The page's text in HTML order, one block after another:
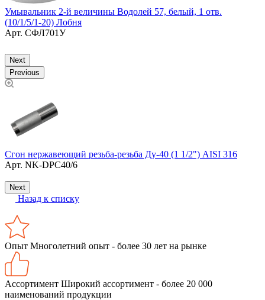
Умывальник 2-й величины Водолей 57, белый, 1 отв.
(10/1/5/1-20) Лобня
Арт. СФЛ701У
Next
Previous
Сгон нержавеющий резьба-резьба Ду-40 (1 1/2") AISI 316
Арт. NK-DPC40/6
Next
Назад к списку
Опыт Многолетний опыт - более 30 лет на рынке
Ассортимент Широкий ассортимент - более 20 000
наименований продукции